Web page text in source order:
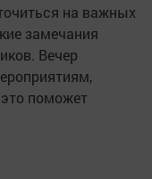
на важных
замечания
Вечер
поможет